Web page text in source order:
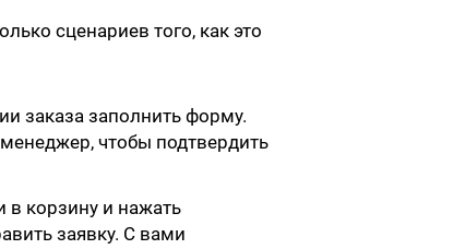
сценариев того, как это
заказа заполнить форму.
чтобы подтвердить
в корзину и нажать
заявку. С вами